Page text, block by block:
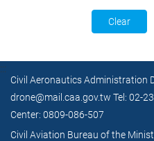
Clear​
:::
Civil Aeronautics Administration
drone@mail.caa.gov.tw Tel: 02-
Center: 0809-086-507​
Civil Aviation Bureau of the